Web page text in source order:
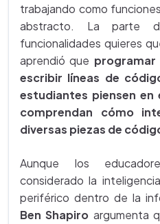
trabajando como
abstracto. La parte
funcionalidades quieres
aprendió que
escribir líneas de
estudiantes piensen en
comprendan cómo
diversas piezas de
Aunque los
considerado la
periférico dentro de la
Ben Shapiro argumenta